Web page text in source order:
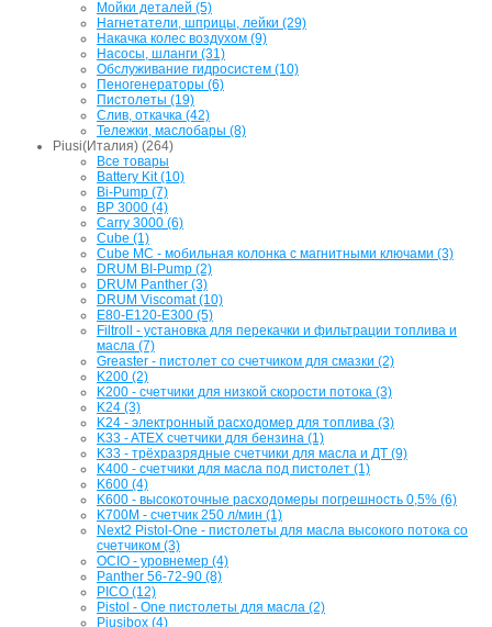
Мойки деталей (5)
Нагнетатели, шприцы, лейки (29)
Накачка колес воздухом (9)
Насосы, шланги (31)
Обслуживание гидросистем (10)
Пеногенераторы (6)
Пистолеты (19)
Слив, откачка (42)
Тележки, маслобары (8)
Piusi(Италия) (264)
Все товары
Battery Kit (10)
Bi-Pump (7)
BP 3000 (4)
Carry 3000 (6)
Cube (1)
Cube MC - мобильная колонка с магнитными ключами (3)
DRUM BI-Pump (2)
DRUM Panther (3)
DRUM Viscomat (10)
E80-E120-E300 (5)
Filtroll - установка для перекачки и фильтрации топлива и
масла (7)
Greaster - пистолет со счетчиком для смазки (2)
K200 (2)
K200 - счетчики для низкой скорости потока (3)
K24 (3)
K24 - электронный расходомер для топлива (3)
K33 - ATEX счетчики для бензина (1)
K33 - трёхразрядные счетчики для масла и ДТ (9)
K400 - счетчики для масла под пистолет (1)
K600 (4)
K600 - высокоточные расходомеры погрешность 0,5% (6)
K700M - счетчик 250 л/мин (1)
Next2 Pistol-One - пистолеты для масла высокого потока со
счетчиком (3)
OCIO - уровнемер (4)
Panther 56-72-90 (8)
PICO (12)
Pistol - One пистолеты для масла (2)
Piusibox (4)